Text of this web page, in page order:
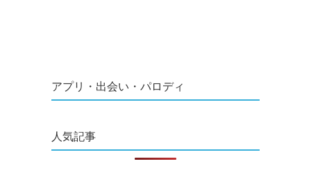
アプリ・出会い・パロディ
人気記事